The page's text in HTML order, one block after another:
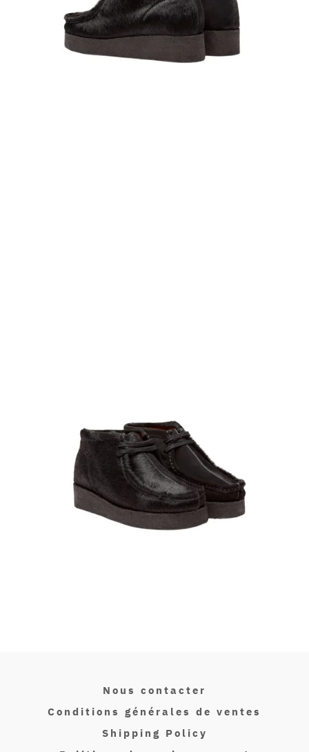
Nous contacter
Conditions générales de ventes
Shipping Policy